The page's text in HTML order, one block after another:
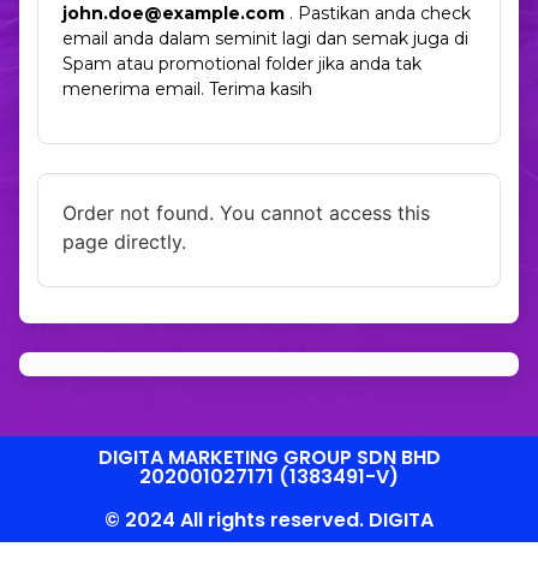
john.doe@example.com . Pastikan anda check
email anda dalam seminit lagi dan semak juga di
Spam atau promotional folder jika anda tak
menerima email. Terima kasih
Order not found. You cannot access this
page directly.
DIGITA MARKETING GROUP SDN BHD
202001027171 (1383491-V)
© 2024 All rights reserved. DIGITA